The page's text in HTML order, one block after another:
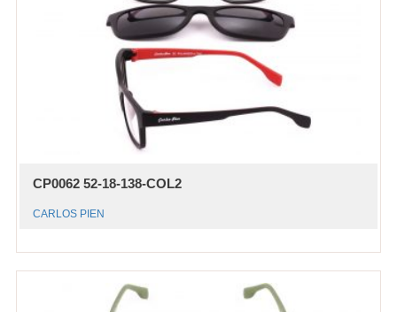
CP0062 52-18-138-COL2
CARLOS PIEN